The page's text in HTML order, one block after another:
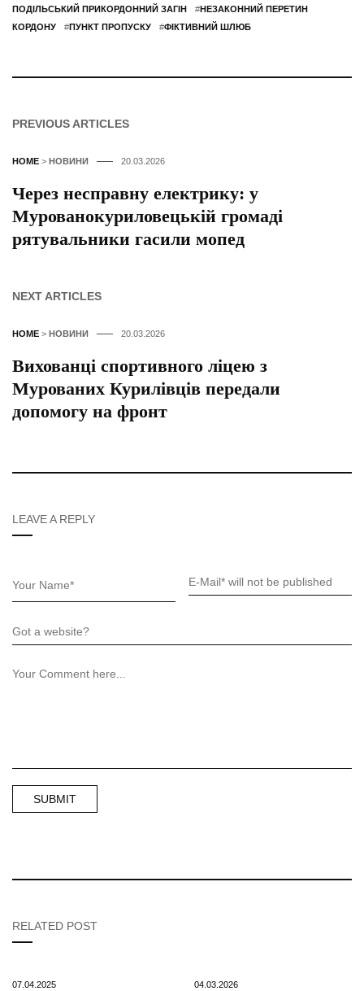
ПОДІЛЬСЬКИЙ ПРИКОРДОННИЙ ЗАГІН #НЕЗАКОННИЙ ПЕРЕТИН
КОРДОНУ
#ПУНКТ ПРОПУСКУ #ФІКТИВНИЙ ШЛЮБ
PREVIOUS ARTICLES
HOME > НОВИНИ 20.03.2026
Через несправну електрику: у
Мурованокуриловецькій громаді
рятувальники гасили мопед
NEXT ARTICLES
HOME > НОВИНИ 20.03.2026
Вихованці спортивного ліцею з
Мурованих Курилівців передали
допомогу на фронт
LEAVE A REPLY
RELATED POST
07.04.2025 04.03.2026